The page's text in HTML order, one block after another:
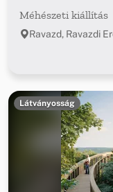
Méhészeti kiállítás
Ravazd, Ravazdi
Látványosság